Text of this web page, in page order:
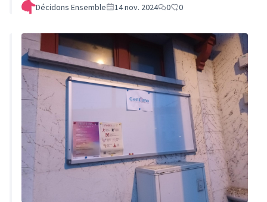
partagé qui se trouve rue de Calais dans le quartier
Europe.Ce jardin est un lieu convivial et participatif où
ateliers à destination des parents, des enfants et de
l’ensemble des habitants du quartier.Afin de mieux
informer les habitants sur nos différentes activités,
notamment de ja…
Décidons Ensemble 14 nov. 2024 0 0